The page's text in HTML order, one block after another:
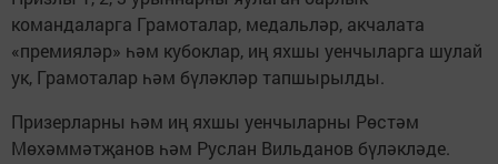
командаларга Грамоталар, медальләр, акчалата
«премияләр» һәм кубоклар, иң яхшы уенчыларга шулай
ук, Грамоталар һәм бүләкләр тапшырылды.
Призерларны һәм иң яхшы уенчыларны Рөстәм
Мөхәммәтҗанов һәм Руслан Вильданов бүләкләде.